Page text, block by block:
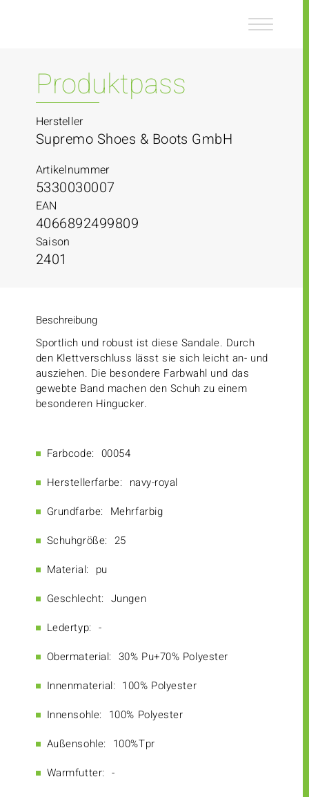
Produktpass
Hersteller
Supremo Shoes & Boots GmbH
Artikelnummer
5330030007
EAN
4066892499809
Saison
2401
Beschreibung
Sportlich und robust ist diese Sandale. Durch
den Klettverschluss lässt sie sich leicht an- und
ausziehen. Die besondere Farbwahl und das
gewebte Band machen den Schuh zu einem
besonderen Hingucker.
Farbcode: 00054
Herstellerfarbe: navy-royal
Grundfarbe: Mehrfarbig
Schuhgröße: 25
Material: pu
Geschlecht: Jungen
Ledertyp: -
Obermaterial: 30% Pu+70% Polyester
Innenmaterial: 100% Polyester
Innensohle: 100% Polyester
Außensohle: 100%Tpr
Warmfutter: -